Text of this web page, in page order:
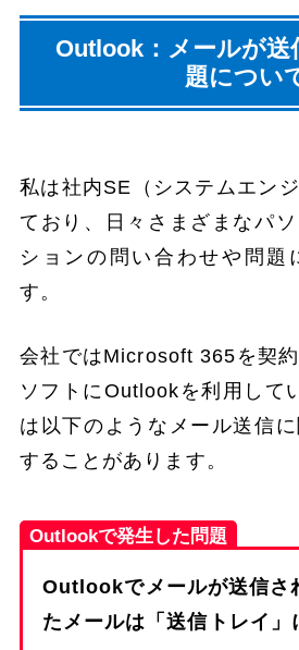
Outlook：メールが送
題につい
私は社内SE（システムエン
ており、日々さまざまなパ
ションの問い合わせや問題
す。
会社ではMicrosoft 365を契
ソフトにOutlookを利用して
は以下のようなメール送信
することがあります。
Outlookで発生した問題
Outlookでメールが送信さ
たメールは「送信トレイ」